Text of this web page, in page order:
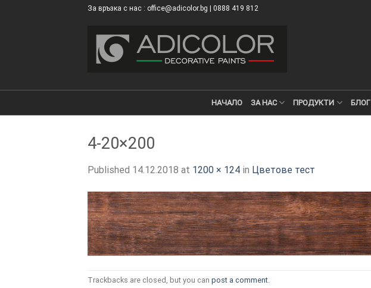
За връзка с нас : office@adicolor.bg | 0888 419 812
НАЧАЛО ЗА НАС ПРОДУКТИ БЛОГ
4-20×200
Published 14.12.2018 at 1200 × 124 in Цветове тест
Trackbacks are closed, but you can post a comment.
×
ТОЗИ САЙТ ИЗПОЛЗВА БИСКВИТКИ.
ПОВЕЧЕ ИНФОРМАЦИЯ МОЖЕТЕ ДА